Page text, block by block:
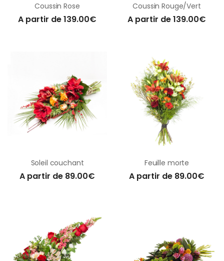
Coussin Rose
A partir de 139.00€
Coussin Rouge/Vert
A partir de 139.00€
Soleil couchant
A partir de 89.00€
Feuille morte
A partir de 89.00€